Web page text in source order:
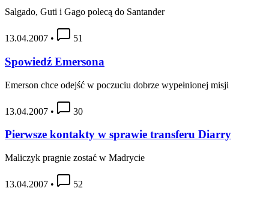
Salgado, Guti i Gago polecą do Santander
13.04.2007 • 51
Spowiedź Emersona
Emerson chce odejść w poczuciu dobrze wypełnionej misji
13.04.2007 • 30
Pierwsze kontakty w sprawie transferu Diarry
Maliczyk pragnie zostać w Madrycie
13.04.2007 • 52